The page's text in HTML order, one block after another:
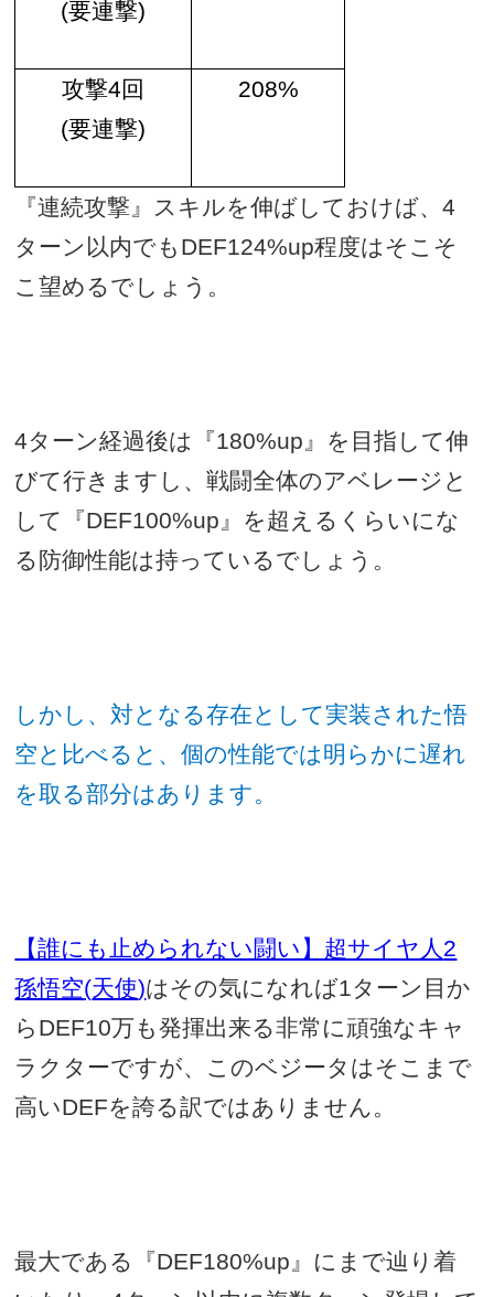
(要連撃)
攻撃4回
(要連撃)
208%
『連続攻撃』スキルを伸ばしておけば、4
ターン以内でも DEF124%up程度はそこそ
こ望めるでしょう。
4ターン経過後は『180%up 』を目指して伸
びて行きますし、戦闘全体のアベレージと
して『DEF100%up 』を超えるくらいにな
る防御性能は持っているでしょう。
しかし、対となる存在として実装された悟
空と比べると、個の性能では明らかに遅れ
を取る部分はあります。
【誰にも止められない闘い】超サイヤ人 2
孫悟空(天使)はその気になれば1ターン目か
ら DEF10万も発揮出来る非常に頑強なキャ
ラクターですが、このベジータはそこまで
高いDEFを誇る訳ではありません。
最大である『DEF180%up 』にまで辿り着